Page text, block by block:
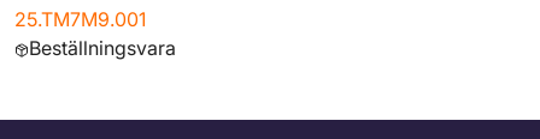
25.TM7M9.001
Beställningsvara